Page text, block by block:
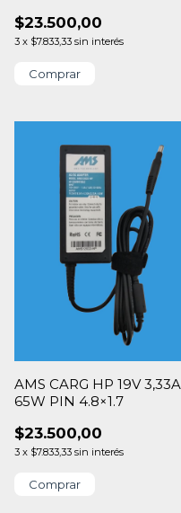
$23.500,00
3 x $7.833,33 sin interés
AMS CARG HP 19V 3,33A
65W PIN 4.8×1.7
$23.500,00
3 x $7.833,33 sin interés